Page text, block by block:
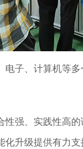
电子、计算机等
性强、实践性高
化升级提供有力支